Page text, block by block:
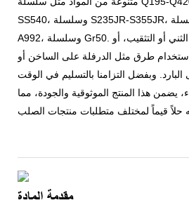
SS540، وسلسلة S235JR-S355JR، وسلسلة ST، وسلسلة A36-
A992، وسلسلة Gr50. ويمكن تشكيله بالقطع أو الثني أو التثقيب، أو
طرق مثل الدرفلة على الساخن أو
وبفضل التزامنا بالتسليم في الوقت
يضمن هذا المنتج الموثوقية والجودة، مما
مقدمة المادة